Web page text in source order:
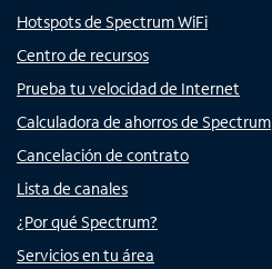
Hotspots de Spectrum WiFi
Centro de recursos
Prueba tu velocidad de Internet
Calculadora de ahorros de Spectrum
Cancelación de contrato
Lista de canales
¿Por qué Spectrum?
Servicios en tu área